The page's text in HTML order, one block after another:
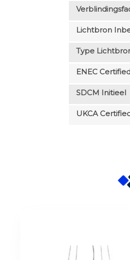
Lichtbron
Type
ENEC
SDCM Initieel
UKCA